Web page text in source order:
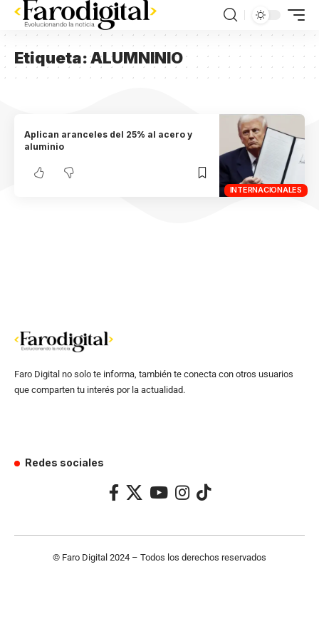
Etiqueta:ALUMNINIO
INTERNACIONALES
Aplican aranceles del 25% al acero y
aluminio
Faro Digital no solo te informa, también te conecta con otros usuarios
que comparten tu interés por la actualidad.
Redes sociales
© Faro Digital 2024 – Todos los derechos reservados